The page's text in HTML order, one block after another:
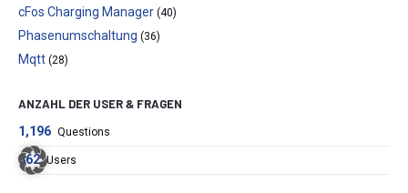
cFos Charging Manager (40)
Phasenumschaltung (36)
Mqtt (28)
ANZAHL DER USER & FRAGEN
1,196 Questions
862 Users